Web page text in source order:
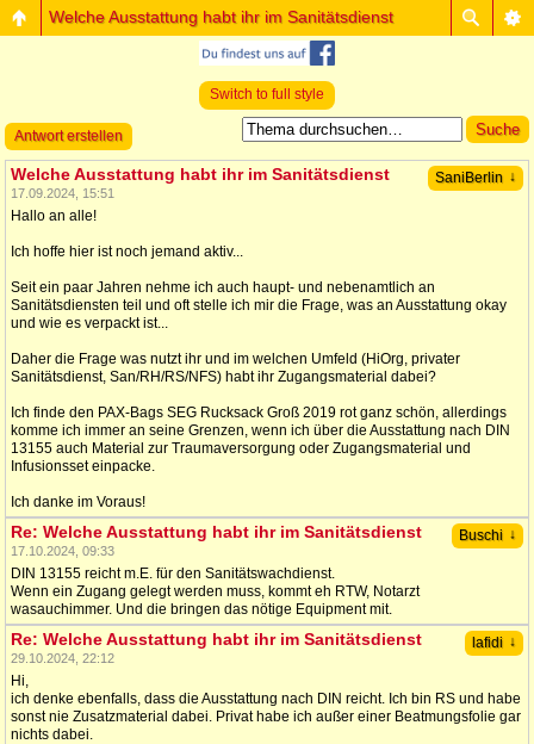
Welche Ausstattung habt ihr im Sanitätsdienst
Switch to full style
Antwort erstellen
SaniBerlin ↓
Welche Ausstattung habt ihr im Sanitätsdienst
17.09.2024, 15:51
Hallo an alle!
Ich hoffe hier ist noch jemand aktiv...
Seit ein paar Jahren nehme ich auch haupt- und nebenamtlich an
Sanitätsdiensten teil und oft stelle ich mir die Frage, was an Ausstattung okay
und wie es verpackt ist...
Daher die Frage was nutzt ihr und im welchen Umfeld (HiOrg, privater
Sanitätsdienst, San/RH/RS/NFS) habt ihr Zugangsmaterial dabei?
Ich finde den PAX-Bags SEG Rucksack Groß 2019 rot ganz schön, allerdings
komme ich immer an seine Grenzen, wenn ich über die Ausstattung nach DIN
13155 auch Material zur Traumaversorgung oder Zugangsmaterial und
Infusionsset einpacke.
Ich danke im Voraus!
Buschi ↓
Re: Welche Ausstattung habt ihr im Sanitätsdienst
17.10.2024, 09:33
DIN 13155 reicht m.E. für den Sanitätswachdienst.
Wenn ein Zugang gelegt werden muss, kommt eh RTW, Notarzt
wasauchimmer. Und die bringen das nötige Equipment mit.
lafidi ↓
Re: Welche Ausstattung habt ihr im Sanitätsdienst
29.10.2024, 22:12
Hi,
ich denke ebenfalls, dass die Ausstattung nach DIN reicht. Ich bin RS und habe
sonst nie Zusatzmaterial dabei. Privat habe ich außer einer Beatmungsfolie gar
nichts dabei.